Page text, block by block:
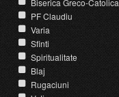
Biserica Greco-Catolica
PF Claudiu
Varia
Sfinti
Spiritualitate
Blaj
Rugaciuni